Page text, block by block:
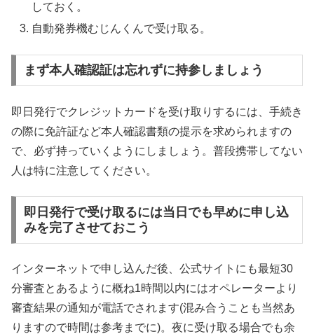
しておく。
自動発券機むじんくんで受け取る。
まず本人確認証は忘れずに持参しましょう
即日発行でクレジットカードを受け取りするには、手続き
の際に免許証など本人確認書類の提示を求められますの
で、必ず持っていくようにしましょう。普段携帯してない
人は特に注意してください。
即日発行で受け取るには当日でも早めに申し込
みを完了させておこう
インターネットで申し込んだ後、公式サイトにも最短30
分審査とあるように概ね1時間以内にはオペレーターより
審査結果の通知が電話でされます(混み合うことも当然あ
りますので時間は参考までに)。夜に受け取る場合でも余